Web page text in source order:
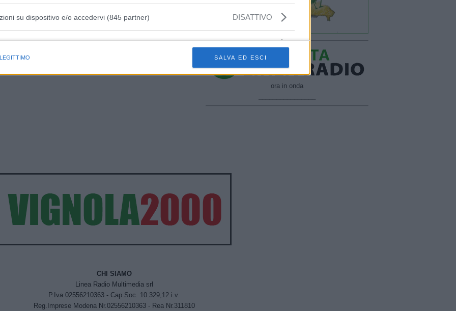
su dispositivo e/o accedervi (845 partner) DISATTIVO
speciali
SALVA ED ESCI
da
Maranello, da sanzioni lungo le strade
ora in onda
CHI SIAMO
Linea Radio Multimedia srl
P.Iva 02556210363 - Cap.Soc. 10.329,12 i.v.
Reg.Imprese Modena Nr.02556210363 - Rea Nr.311810